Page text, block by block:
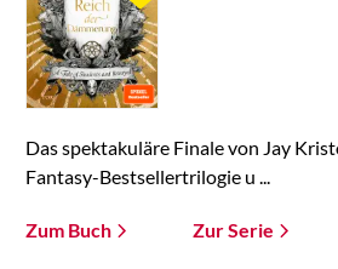
Das spektakuläre Finale von Jay
Fantasy-Bestsellertrilogie u ...
Zum Buch Zur Serie